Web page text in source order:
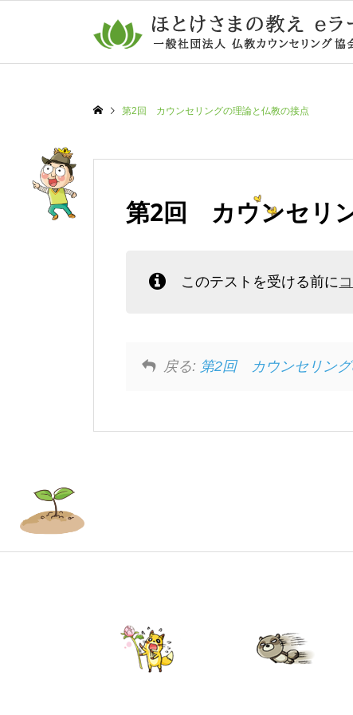
第2回 カウンセリングの理論と仏教の接点
第2回 カウンセリ
このテストを受ける前に
戻る: 第2回 カウンセリン